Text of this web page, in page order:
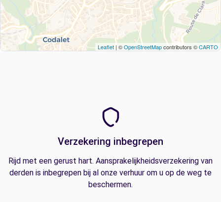
Leaflet | ©OpenStreetMapcontributors ©CARTO
Verzekering inbegrepen
Rijd met een gerust hart. Aansprakelijkheidsverzekering van
derden is inbegrepen bij al onze verhuur om u op de weg te
beschermen.